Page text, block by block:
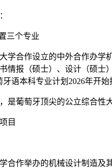
三个专业
学合作设立的中外合作办
情报（硕士）、设计（硕士
语本科专业计划2026年开始
是葡萄牙顶尖的公立综合性
目
合作举办的机械设计制造及